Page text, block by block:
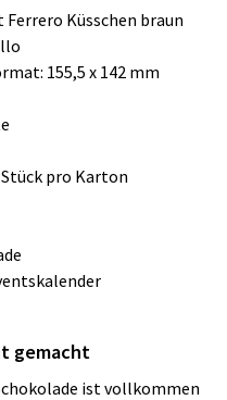
Küsschen braun
155,5 x 142 mm
pro Karton
gemacht
ist vollkommen